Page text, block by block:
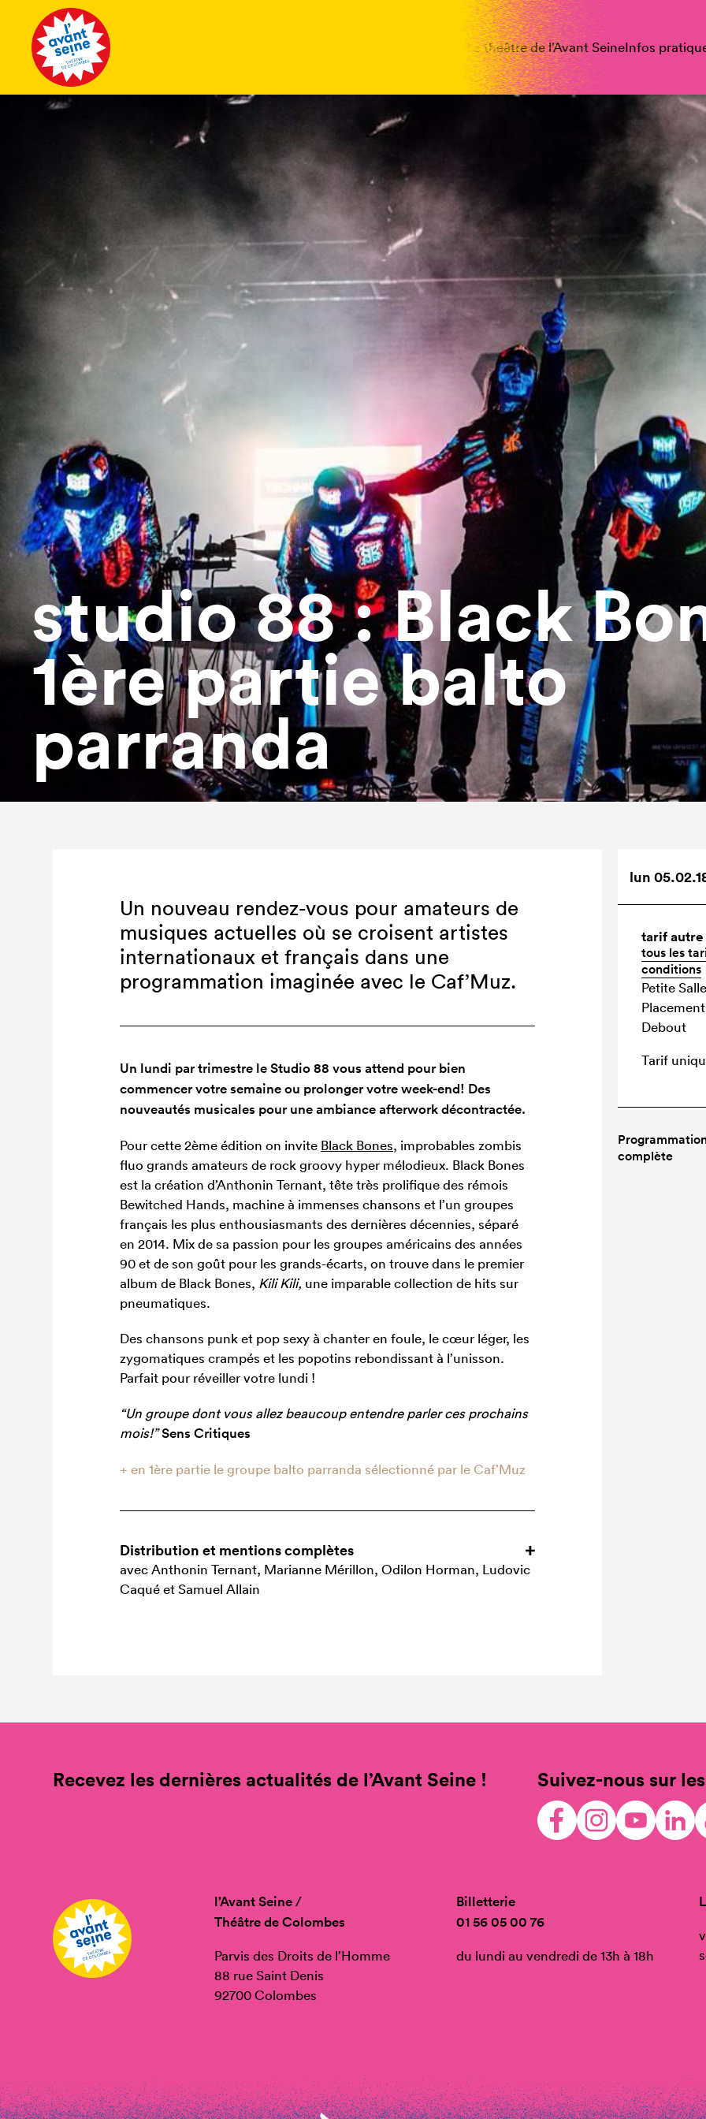
Le théâtre de l’Avant SeineInfos
studio 88 : Black
1ère partie balto
parranda
Un nouveau rendez-vous pour amateurs de
musiques actuelles où se croisent artistes
internationaux et français dans une
programmation imaginée avec le Caf’Muz.
Un lundi par trimestre le Studio 88 vous attend pour bien
commencer votre semaine ou prolonger votre week-end! Des
nouveautés musicales pour une ambiance afterwork décontractée.
Pour cette 2ème édition on invite Black Bones, improbables zombis
fluo grands amateurs de rock groovy hyper mélodieux. Black Bones
est la création d’Anthonin Ternant, tête très prolifique des rémois
Bewitched Hands, machine à immenses chansons et l’un groupes
français les plus enthousiasmants des dernières décennies, séparé
en 2014. Mix de sa passion pour les groupes américains des années
90 et de son goût pour les grands-écarts, on trouve dans le premier
album de Black Bones, Kili Kili, une imparable collection de hits sur
pneumatiques.
Des chansons punk et pop sexy à chanter en foule, le cœur léger, les
zygomatiques crampés et les popotins rebondissant à l’unisson.
Parfait pour réveiller votre lundi !
“Un groupe dont vous allez beaucoup entendre parler ces prochains
mois!”Sens Critiques
+ en 1ère partie le groupe balto parranda sélectionné par le Caf’Muz
Distribution et mentions complètes
avec Anthonin Ternant, Marianne Mérillon, Odilon Horman, Ludovic
Caqué et Samuel Allain
lun
tarif
tous les
conditions
Petite
Debout
Tarif
complète
Recevez les dernières actualités de l’Avant Seine ! Suivez-nous sur
l’Avant Seine /
Théâtre de Colombes
Parvis des Droits de l’Homme
88 rue Saint Denis
92700 Colombes
Billetterie
01 56 05 00 76
du lundi au vendredi de 13h à 18h